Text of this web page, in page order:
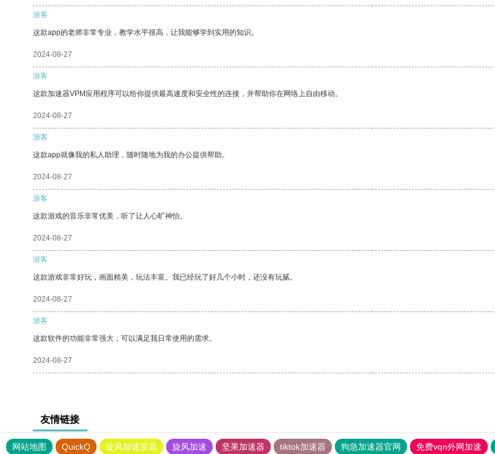
游客
这款app的老师非常专业，教学水平很高，让我能够学到实用的知识。
2024-08-27
游客
这款加速器VPM应用程序可以给你提供最高速度和安全性的连接，并帮助你在网络上自由移动。
2024-08-27
游客
这款app就像我的私人助理，随时随地为我的办公提供帮助。
2024-08-27
游客
这款游戏的音乐非常优美，听了让人心旷神怡。
2024-08-27
游客
这款游戏非常好玩，画面精美，玩法丰富。我已经玩了好几个小时，还没有玩腻。
2024-08-27
游客
这款软件的功能非常强大，可以满足我日常使用的需求。
2024-08-27
友情链接
网站地图 QuickQ 旋风加速度器 旋风加速 坚果加速器 tiktok加速器 狗急加速器官网 免费vqn外网加速